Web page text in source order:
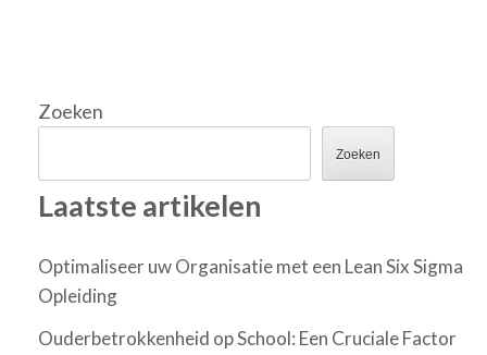
Zoeken
Zoeken
Laatste artikelen
Optimaliseer uw Organisatie met een Lean Six Sigma
Opleiding
Ouderbetrokkenheid op School: Een Cruciale Factor